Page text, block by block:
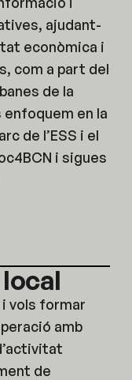
ajudant-
econòmica i
com a part del
de la
en la
de l’ESS i el
i sigues
vols formar
amb
de